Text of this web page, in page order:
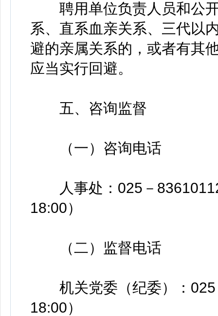
聘用单位负责人员和公开
系、直系血亲关系、三代以
避的亲属关系的，或者有其
应当实行回避。
五、咨询监督
（一）咨询电话
人事处：025－
18:00）
（二）监督电话
机关党委（纪委）：025
18:00）